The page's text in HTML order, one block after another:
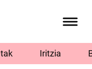
Iritzia